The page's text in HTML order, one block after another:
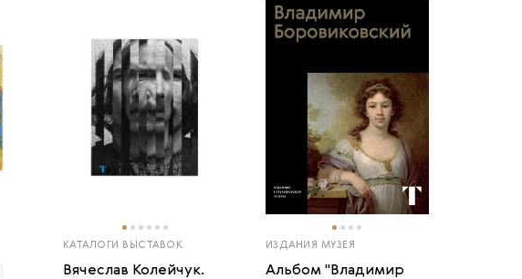
КАТАЛОГИ ВЫСТАВОК
Вячеслав Колейчук.
ИЗДАНИЯ МУЗЕЯ
Альбом "Владимир